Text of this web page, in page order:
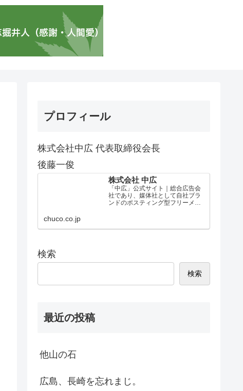
プロフィール
株式会社中広 代表取締役会長
後藤一俊
株式会社 中広
「中広」公式サイト｜総合広告会
社であり、媒体社として自社ブラ
ンドのポスティング型フリーメデ
chuco.co.jp
検索
検索
最近の投稿
他山の石
広島、長崎を忘れまじ。